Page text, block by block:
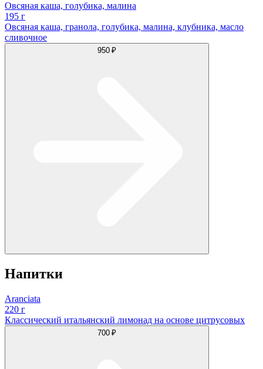
Овсяная каша, голубика, малина
195 г
Овсяная каша, гранола, голубика, малина, клубника, масло
сливочное
950 ₽
Напитки
Aranciata
220 г
Классический итальянский лимонад на основе цитрусовых
700 ₽